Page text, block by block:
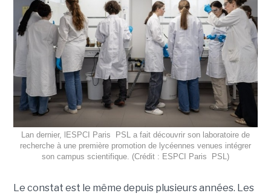
Lan dernier, lESPCI Paris  PSL a fait découvrir son laboratoire de
recherche à une première promotion de lycéennes venues intégrer
son campus scientifique. (Crédit : ESPCI Paris  PSL)
Le constat est le même depuis plusieurs années. Les